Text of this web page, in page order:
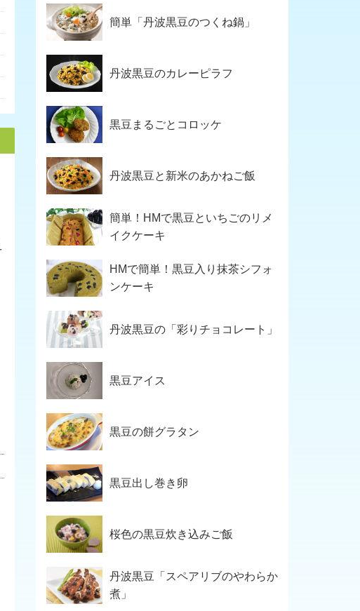
簡単「丹波黒豆のつくね鍋」
丹波黒豆のカレーピラフ
黒豆まるごとコロッケ
丹波黒豆と新米のあかねご飯
簡単！HMで黒豆といちごのリメ
イクケーキ
HMで簡単！黒豆入り抹茶シフォ
ンケーキ
丹波黒豆の「彩りチョコレート」
黒豆アイス
黒豆の餅グラタン
黒豆出し巻き卵
桜色の黒豆炊き込みご飯
丹波黒豆「スペアリブのやわらか
煮」